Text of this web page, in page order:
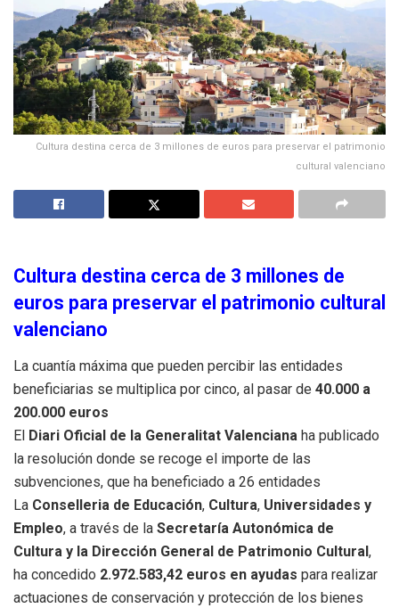
Cultura destina cerca de 3 millones de euros para preservar el patrimonio
cultural valenciano
Cultura destina cerca de 3 millones de
euros para preservar el patrimonio cultural
valenciano
La cuantía máxima que pueden percibir las entidades
beneficiarias se multiplica por cinco, al pasar de 40.000 a
200.000 euros
El Diari Oficial de la Generalitat Valenciana ha publicado
la resolución donde se recoge el importe de las
subvenciones, que ha beneficiado a 26 entidades
La Conselleria de Educación, Cultura, Universidades y
Empleo, a través de la Secretaría Autonómica de
Cultura y la Dirección General de Patrimonio Cultural ,
ha concedido 2.972.583,42 euros en ayudas para realizar
actuaciones de conservación y protección de los bienes